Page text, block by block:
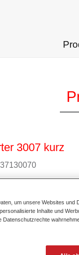
3007 kurz
37130070
um unsere Websites
Inhalte und